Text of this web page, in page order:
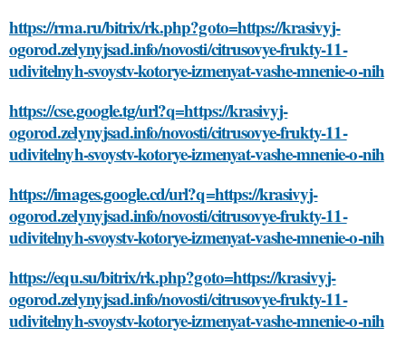
https://rma.ru/bitrix/rk.php?goto=https://krasivyj-
ogorod.zelynyjsad.info/novosti/citrusovye-frukty-11-
udivitelnyh-svoystv-kotorye-izmenyat-vashe-mnenie-o-nih
https://cse.google.tg/url?q=https://krasivyj-
ogorod.zelynyjsad.info/novosti/citrusovye-frukty-11-
udivitelnyh-svoystv-kotorye-izmenyat-vashe-mnenie-o-nih
https://images.google.cd/url?q=https://krasivyj-
ogorod.zelynyjsad.info/novosti/citrusovye-frukty-11-
udivitelnyh-svoystv-kotorye-izmenyat-vashe-mnenie-o-nih
https://equ.su/bitrix/rk.php?goto=https://krasivyj-
ogorod.zelynyjsad.info/novosti/citrusovye-frukty-11-
udivitelnyh-svoystv-kotorye-izmenyat-vashe-mnenie-o-nih